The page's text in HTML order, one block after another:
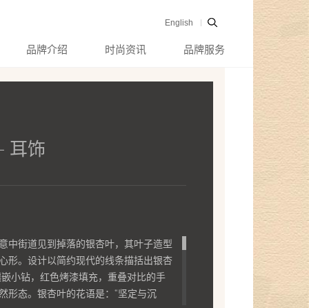
English
品牌介绍 时尚资讯 品牌服务
耳饰
中街道见到掉落的银杏叶，其叶子造型
形。设计以简约现代的线条描括出银杏
小钻，红色烤漆填充，重叠对比的手
形态。银杏叶的花语是：“坚定与沉